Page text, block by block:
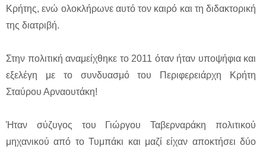
Κρήτης, ενώ ολοκλήρωνε αυτό τον καιρό και τη διδακτορική
της διατριβή.
Στην πολιτική αναμείχθηκε το 2011 όταν ήταν υποψήφια και
εξελέγη με το συνδυασμό του Περιφερειάρχη Κρήτη
Σταύρου Αρναουτάκη!
Ήταν σύζυγος του Γιώργου Ταβερναράκη πολιτικού
μηχανικού από το Τυμπάκι και μαζί είχαν αποκτήσει δύο